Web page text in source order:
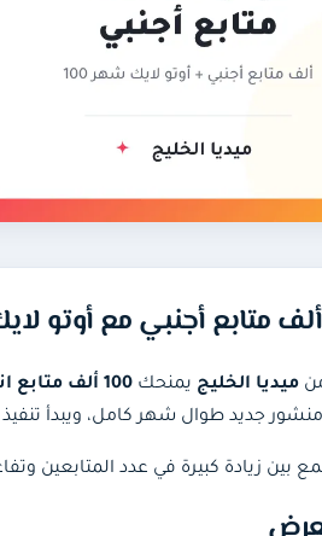
ميديا الخليج يمنحك 100 ألف متابع انستقرام أجنبي
جديد طوال شهر كامل، ويبدأ تنفيذ المتابعين
بين زيادة كبيرة في عدد المتابعين